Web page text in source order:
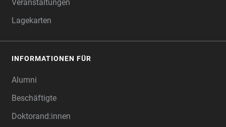
Veranstaltungen
Lagekarten
INFORMATIONEN FÜR
Alumni
Beschäftigte
Doktorand:innen